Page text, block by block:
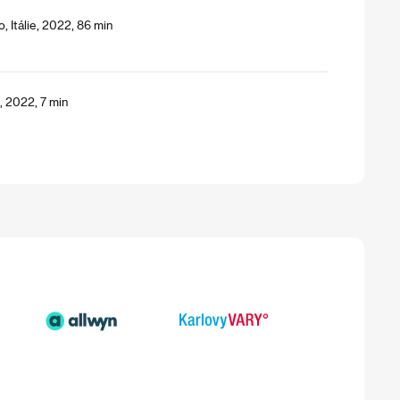
Itálie, 2022, 86 min
2022, 7 min